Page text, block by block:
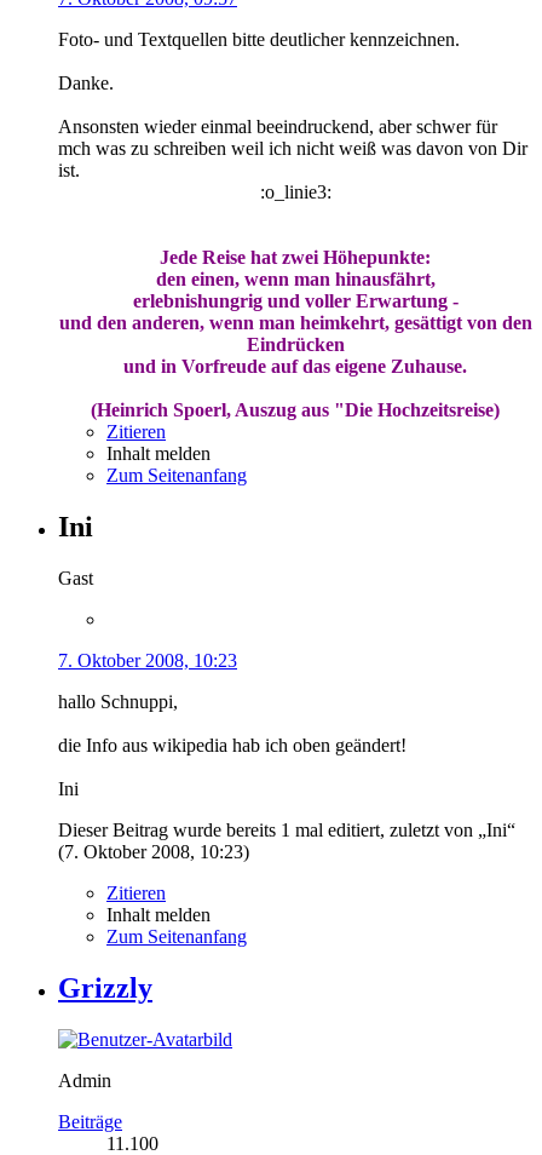
Foto- und Textquellen bitte deutlicher kennzeichnen.
Danke.
Ansonsten wieder einmal beeindruckend, aber schwer für
mch was zu schreiben weil ich nicht weiß was davon von Dir
ist.
:o_linie3:
Jede Reise hat zwei Höhepunkte:
den einen, wenn man hinausfährt,
erlebnishungrig und voller Erwartung -
und den anderen, wenn man heimkehrt, gesättigt von den
Eindrücken
und in Vorfreude auf das eigene Zuhause.
(Heinrich Spoerl, Auszug aus "Die Hochzeitsreise)
Zitieren
Inhalt melden
Zum Seitenanfang
Ini
Gast
7. Oktober 2008, 10:23
hallo Schnuppi,
die Info aus wikipedia hab ich oben geändert!
Ini
Dieser Beitrag wurde bereits 1 mal editiert, zuletzt von „Ini“
(7. Oktober 2008, 10:23)
Zitieren
Inhalt melden
Zum Seitenanfang
Grizzly
Admin
Beiträge
11.100